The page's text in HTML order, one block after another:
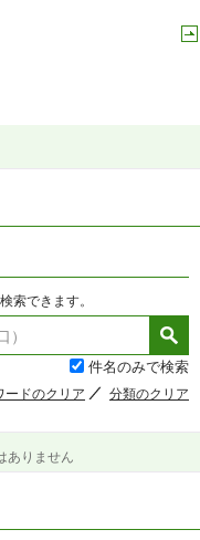
索できます。
件名のみで検索
ードのクリア 分類のクリア
ありません